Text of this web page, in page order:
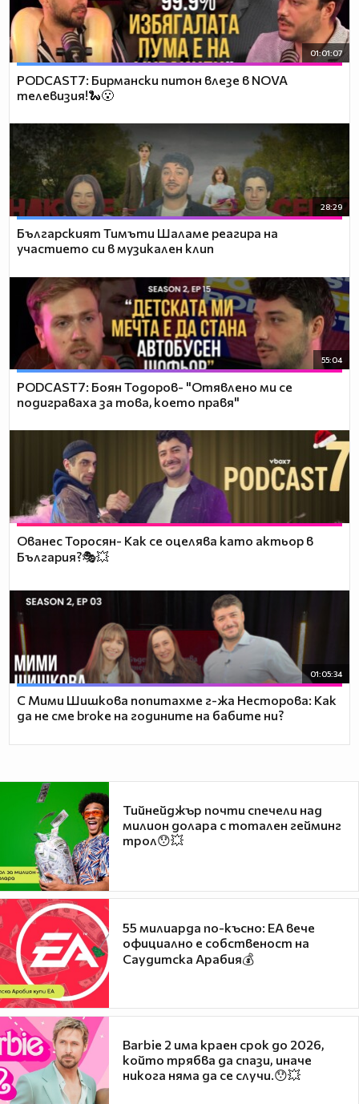
01:01:07
PODCAST7: Бирмански питон влезе в NOVA
телевизия!🐍😮
28:29
Българският Тимъти Шаламе реагира на
участието си в музикален клип
55:04
PODCAST7: ‪Боян Тодоров- "Отявлено ми се
подиграваха за това, което правя"
Ованес Торосян- Как се оцелява като актьор в
България?🎭💥
01:05:34
С Мими Шишкова попитахме г-жа Несторова: Как
да не сме broke на годините на бабите ни?
Тийнейджър почти спечели над
милион долара с тотален гейминг
трол😯💥
55 милиарда по-късно: EA вече
официално е собственост на
Саудитска Арабия💰
Barbie 2 има краен срок до 2026,
който трябва да спази, иначе
никога няма да се случи.😯💥